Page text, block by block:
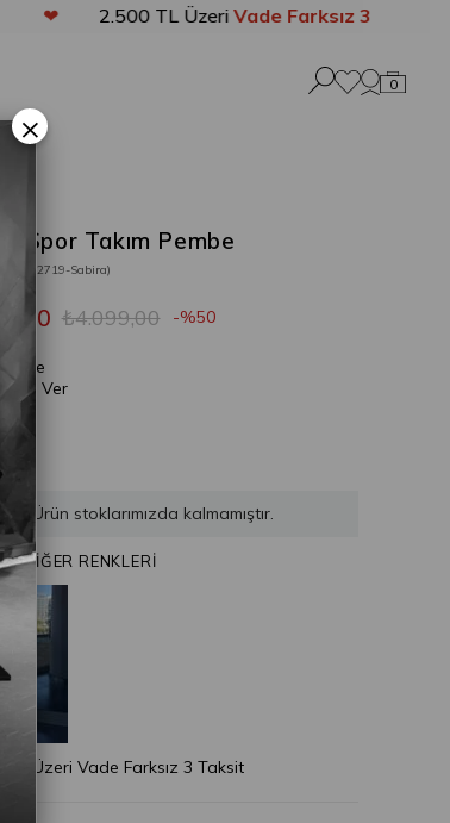
2.500 TL ÜzeriVade Farksız 3 Taksit
0
Spor Takım Pembe
(202719-Sabira)
₺4.099,00 50
Gelince
Haber Ver
Ürün stoklarımızda kalmamıştır.
DİĞER RENKLERİ
TL Üzeri Vade Farksız 3 Taksit
×